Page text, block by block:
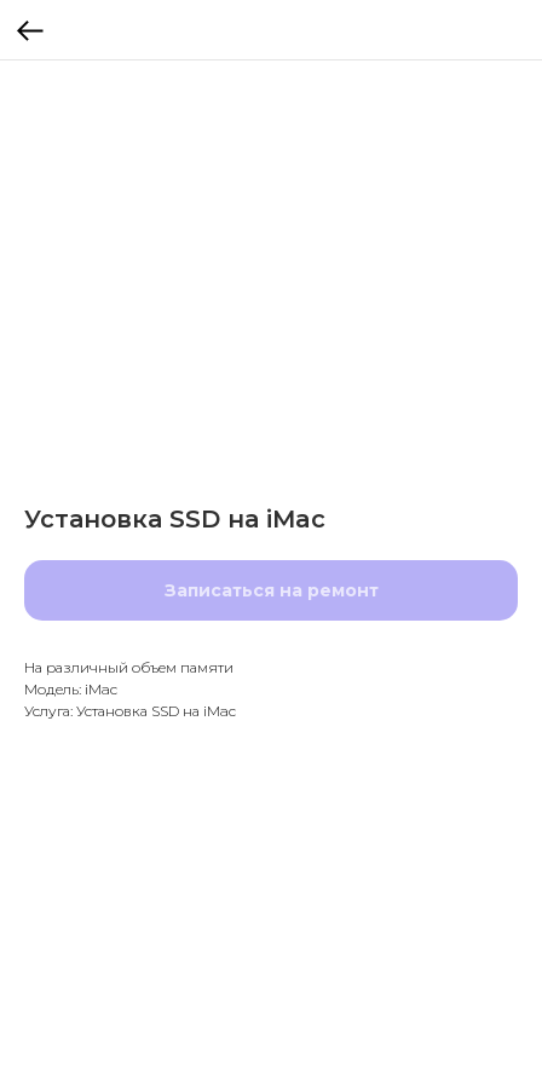
Установка SSD на iMac
Записаться на ремонт
На различный объем памяти
Модель: iMac
Услуга: Установка SSD на iMac